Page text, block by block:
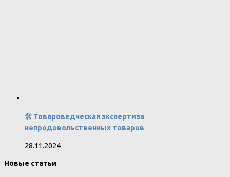
🛠️ Товароведческая экспертиза
непродовольственных товаров
28.11.2024
Новые статьи